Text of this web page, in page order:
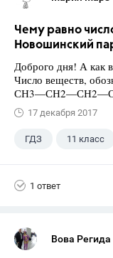
Чему равно
Новошинский
Доброго дня! А как
Число веществ,
17 декабря 2017
ГДЗ 11 класс
1 ответ
Вова Регида